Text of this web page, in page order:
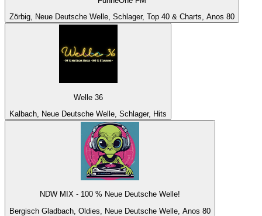
Zörbig, Neue Deutsche Welle, Schlager, Top 40 & Charts, Anos 80
Welle 36
Kalbach, Neue Deutsche Welle, Schlager, Hits
NDW MIX - 100 % Neue Deutsche Welle!
Bergisch Gladbach, Oldies, Neue Deutsche Welle, Anos 80